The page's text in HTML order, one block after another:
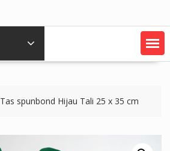
Tas spunbond Hijau Tali 25 x 35 cm